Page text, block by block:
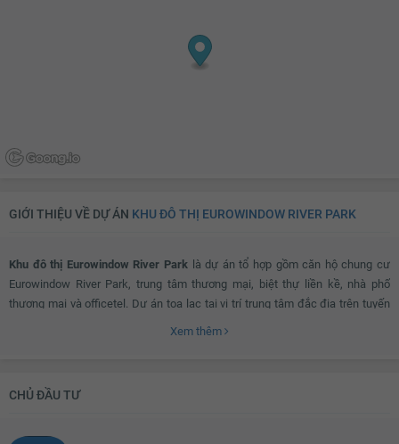
GIỚI THIỆU VỀ DỰ ÁN KHU ĐÔ THỊ EUROWINDOW RIVER PARK
Khu đô thị Eurowindow River Park là dự án tổ hợp gồm căn hộ chung cư
Eurowindow River Park, trung tâm thương mại, biệt thự liền kề, nhà phố
thương mại và officetel. Dự án tọa lạc tại vị trí trung tâm đắc địa trên tuyến
Dự án được đầu tư bởi Công ty CP Eurowindow Holding, ngay từ khi ra mắt
Xem thêm
CHỦ ĐẦU TƯ